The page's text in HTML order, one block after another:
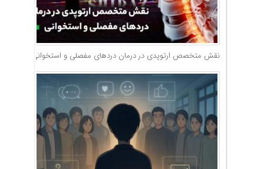
نقش متخصص ارتوپدی در درمان دردهای مفصلی و استخوانی